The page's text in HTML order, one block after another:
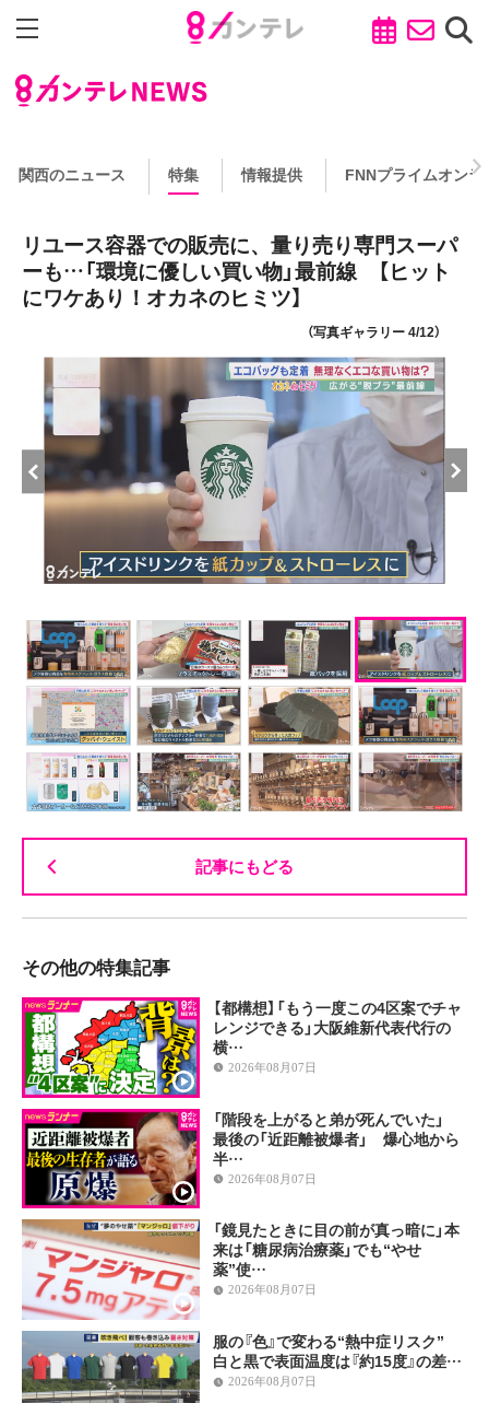
関西のニュース 特集 情報提供 FNNプライムオンラ
リユース容器での販売に、量り売り専門スーパ
ーも…「環境に優しい買い物」最前線 【ヒット
にワケあり！オカネのヒミツ】
（写真ギャラリー 4/12）
記事にもどる
その他の特集記事
【都構想】「もう一度この4区案でチャ
レンジできる」大阪維新代表代行の
横…
2026年08月07日
「階段を上がると弟が死んでいた」
最後の「近距離被爆者」 爆心地から
半…
2026年08月07日
「鏡見たときに目の前が真っ暗に」本
来は「糖尿病治療薬」でも“やせ
薬”使…
2026年08月07日
服の『色』で変わる“熱中症リスク”
白と黒で表面温度は『約15度』の差…
2026年08月07日